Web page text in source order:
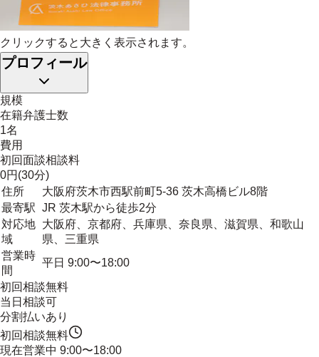
クリックすると大きく表示されます。
プロフィール
規模
在籍弁護士数
1名
費用
初回面談相談料
0円(30分)
住所
大阪府茨木市西駅前町5-36 茨木高橋ビル8階
最寄駅 JR 茨木駅から徒歩2分
対応地
域
大阪府、京都府、兵庫県、奈良県、滋賀県、和歌山
県、三重県
営業時
間
平日 9:00〜18:00
初回相談無料
当日相談可
分割払いあり
初回相談無料
現在営業中 9:00〜18:00